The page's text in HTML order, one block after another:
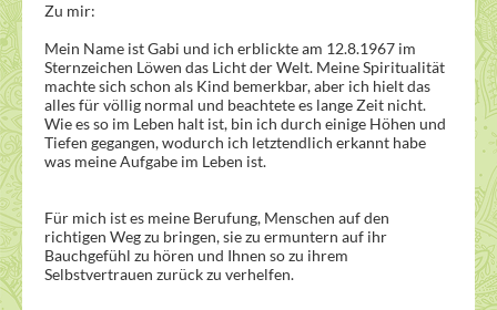
Zu mir:
Mein Name ist Gabi und ich erblickte am 12.8.1967 im
Sternzeichen Löwen das Licht der Welt. Meine Spiritualität
machte sich schon als Kind bemerkbar, aber ich hielt das
alles für völlig normal und beachtete es lange Zeit nicht.
Wie es so im Leben halt ist, bin ich durch einige Höhen und
Tiefen gegangen, wodurch ich letztendlich erkannt habe
was meine Aufgabe im Leben ist.
Für mich ist es meine Berufung, Menschen auf den
richtigen Weg zu bringen, sie zu ermuntern auf ihr
Bauchgefühl zu hören und Ihnen so zu ihrem
Selbstvertrauen zurück zu verhelfen.